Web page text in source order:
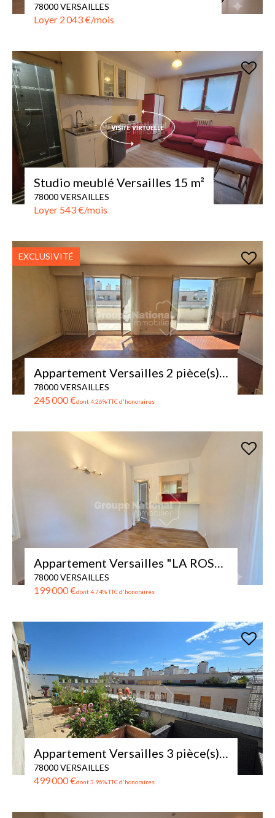
78000 VERSAILLES
Loyer 2 043 €/mois
Studio meublé Versailles 15 m²
78000 VERSAILLES
Loyer 543 €/mois
EXCLUSIVITÉ
Appartement Versailles 2 pièce(s) 34 m2 + TERRASSE de 17m²
78000 VERSAILLES
245 000 €dont 4.26% TTC d'honoraires
Appartement Versailles "LA ROSERAIE " - 2 pièce(s) 32 m2
78000 VERSAILLES
199 000 €dont 4.74% TTC d'honoraires
Appartement Versailles 3 pièce(s) 70 m2 + TERRASSE de 42m²
78000 VERSAILLES
499 000 €dont 3.96% TTC d'honoraires